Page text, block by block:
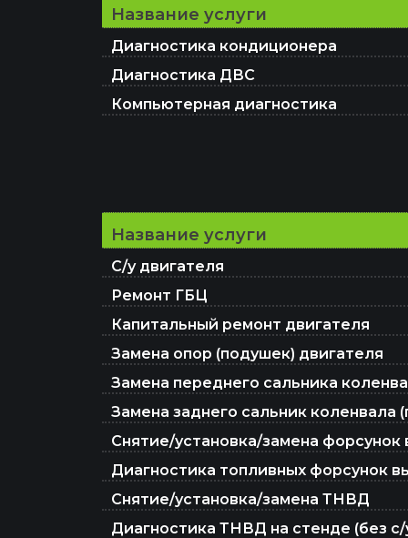
Название услуги
Диагностика кондиционера
Диагностика ДВС
Компьютерная диагностика
Название услуги
С/у двигателя
Ремонт ГБЦ
Капитальный ремонт двигателя
Замена опор (подушек) двигателя
Замена переднего сальника
Замена заднего сальник коленвала
Снятие/установка/замена форсунок
Диагностика топливных форсунок
Снятие/установка/замена ТНВД
Диагностика ТНВД на стенде (без с/